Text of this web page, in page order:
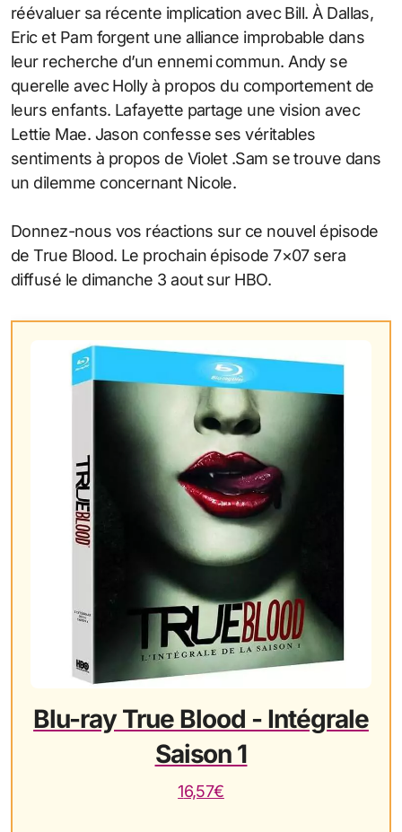
réévaluer sa récente implication avec Bill. À Dallas,
Eric et Pam forgent une alliance improbable dans
leur recherche d’un ennemi commun. Andy se
querelle avec Holly à propos du comportement de
leurs enfants. Lafayette partage une vision avec
Lettie Mae. Jason confesse ses véritables
sentiments à propos de Violet .Sam se trouve dans
un dilemme concernant Nicole.
Donnez-nous vos réactions sur ce nouvel épisode
de True Blood. Le prochain épisode 7×07 sera
diffusé le dimanche 3 aout sur HBO.
Blu-ray True Blood - Intégrale
Saison 1
16,57€